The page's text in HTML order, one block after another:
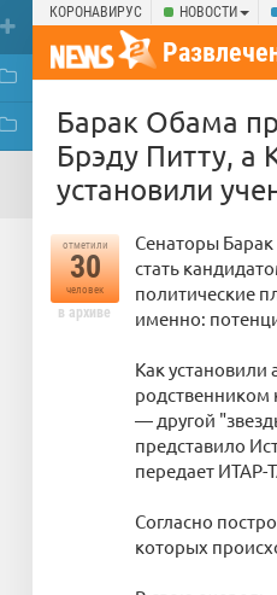
КОРОНАВИРУС НОВОСТИ
Барак Обама
Брэду Питту, а
установили
отметили
30
человек
в архиве
Сенаторы
стать
политические
именно:
Как
родственником
— другой
представило
передает ИТАР-
Согласно
которых